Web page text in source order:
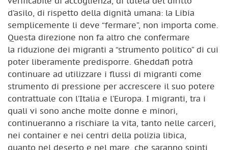
d’asilo, di rispetto della dignità umana: la Libia
semplicemente li deve “fermare”, non importa come.
Questa direzione non fa altro che confermare
la riduzione dei migranti a “strumento politico” di cui
poter liberamente predisporre. Gheddafi potrà
continuare ad utilizzare i flussi di migranti come
strumento di pressione per accrescere il suo potere
contrattuale con l’Italia e l’Europa. I migranti, tra i
quali vi sono anche molte donne e minori,
continueranno a rischiare la vita, tanto nelle carceri,
nei container e nei centri della polizia libica,
quanto nel deserto e nel mare, che saranno spinti